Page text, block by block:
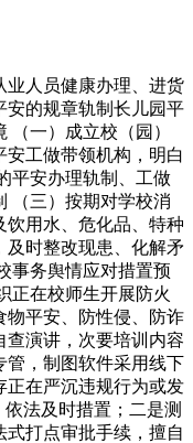
人员健康办理、进货
安的规章轨制长儿园平
一）成立校（园）
工做带领机构，明白
平安办理轨制、工做
（三）按期对学校消
饮用水、危化品、特种
时整改现患、化解矛
事务舆情应对措置预
正在校师生开展防火
物平安、防性侵、防诈
演讲，次要培训内容
管，制图软件采用线下
正在严沉违规行为或发
法及时措置；二是测
打点审批手续，擅自